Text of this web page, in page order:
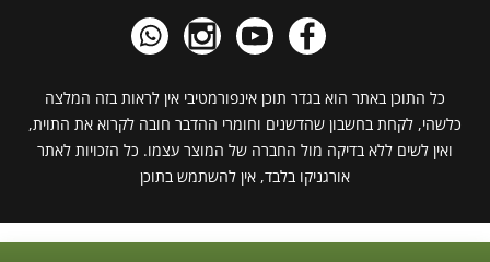
כל התוכן באתר הוא בגדר תוכן אינפורמטיבי אין לראות בזה המלצה
כלשהי, לקחת בחשבון שהדשנים וחומרי ההדבר חובה לקרוא את התוית,
ואין לשים ללא בדיקה מול החברה של המוצר עצמו. כל הזכויות לאתר
אורגניקו בלבד, אין להשתמש בתוכן